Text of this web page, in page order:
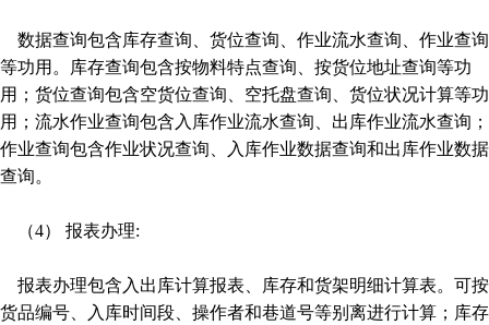
数据查询包含库存查询、货位查询、作业流水查询、作业查询
等功用。库存查询包含按物料特点查询、按货位地址查询等功
用；货位查询包含空货位查询、空托盘查询、货位状况计算等功
用；流水作业查询包含入库作业流水查询、出库作业流水查询；
作业查询包含作业状况查询、入库作业数据查询和出库作业数据
查询。
（4） 报表办理:
报表办理包含入出库计算报表、库存和货架明细计算表。可按
货品编号、入库时间段、操作者和巷道号等别离进行计算；库存